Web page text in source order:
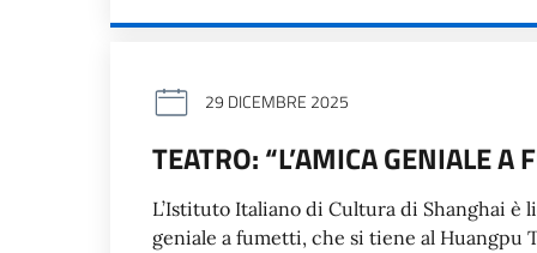
29 DICEMBRE 2025
TEATRO: “L’AMICA GENIALE
L’Istituto Italiano di Cultura di Shanghai è
geniale a fumetti, che si tiene al Huangpu